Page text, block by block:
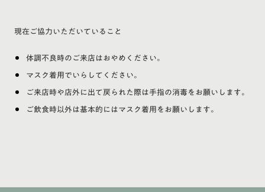
現在ご協力いただいていること
体調不良時のご来店はおやめください。
マスク着用でいらしてください。
ご来店時や店外に出て戻られた際は手指の消毒をお願いします。
ご飲食時以外は基本的にはマスク着用をお願いします。